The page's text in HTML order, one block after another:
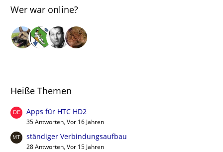
Wer war online?
Heiße Themen
Apps für HTC HD2
35 Antworten, Vor 16 Jahren
ständiger Verbindungsaufbau
28 Antworten, Vor 15 Jahren